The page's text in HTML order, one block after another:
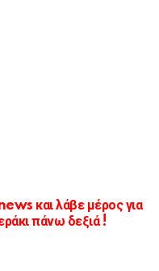
και λάβε μέρος για
πάνω δεξιά !